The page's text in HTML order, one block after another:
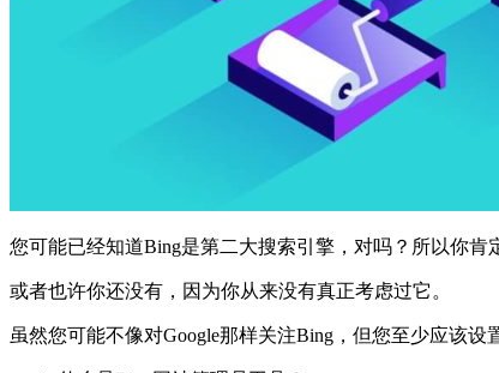
您可能已经知道Bing是第二大搜索引擎，对吗？所以你肯
或者也许你还没有，因为你从来没有真正考虑过它。
虽然您可能不像对Google那样关注Bing，但您至少应该